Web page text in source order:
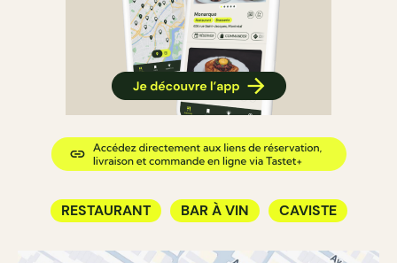
RESTAURANT BAR À VIN CAVISTE